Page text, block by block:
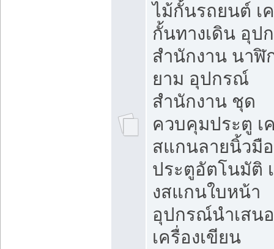
ไม้กั้นรถยนต์ เ
กั้นทางเดิน อุป
สำนักงาน นาฬิ
ยาม อุปกรณ์
สำนักงาน ชุด
ควบคุมประตู เ
สแกนลายนิ้วมือ
ประตูอัตโนมัติ
งสแกนใบหน้า
อุปกรณ์นำเสน
เครื่องเขียน